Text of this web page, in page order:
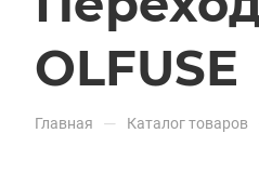
OLFUSE
Главная — Каталог товаров